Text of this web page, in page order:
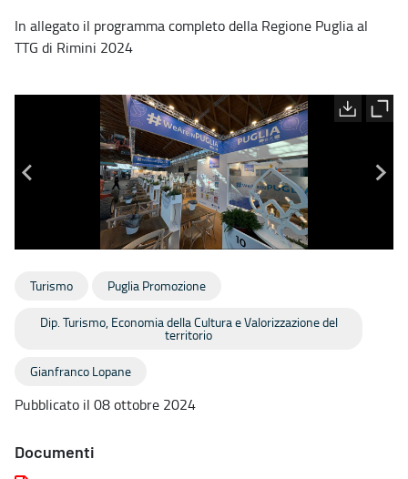
In allegato il programma completo della Regione Puglia al
TTG di Rimini 2024
Turismo Puglia Promozione
Dip. Turismo, Economia della Cultura e Valorizzazione del
territorio
Gianfranco Lopane
Pubblicato il 08 ottobre 2024
Documenti